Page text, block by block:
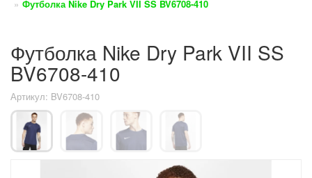
Футболка Nike Dry Park VII SS BV6708-410
Футболка Nike Dry Park VII SS
BV6708-410
Артикул: BV6708-410